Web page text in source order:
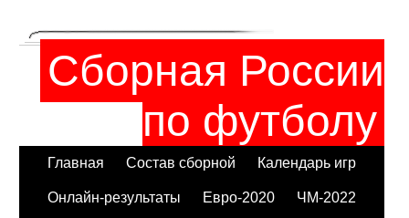
Сборная России
по футболу
Главная Состав сборной Календарь игр
Онлайн-результаты Евро-2020 ЧМ-2022